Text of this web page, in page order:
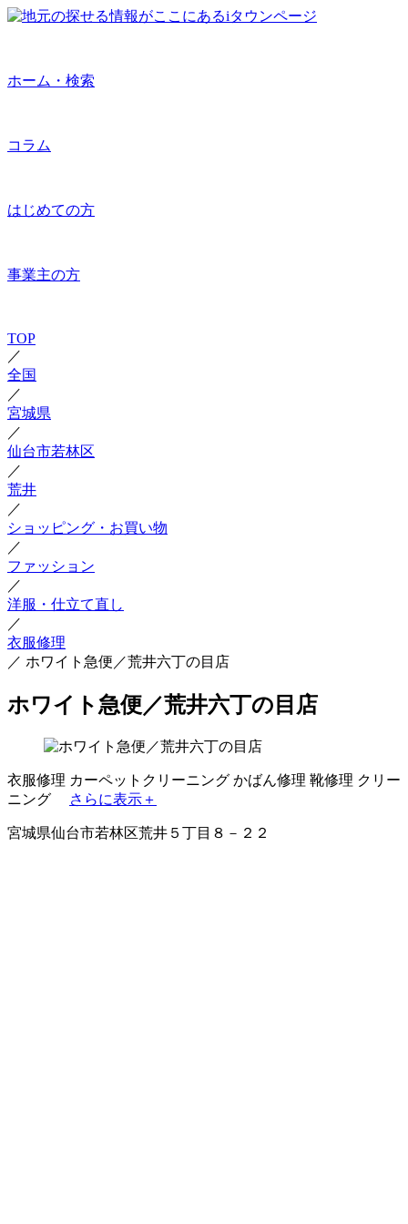
ホーム・検索
コラム
はじめての方
事業主の方
TOP
／
全国
／
宮城県
／
仙台市若林区
／
荒井
／
ショッピング・お買い物
／
ファッション
／
洋服・仕立て直し
／
衣服修理
／ ホワイト急便／荒井六丁の目店
ホワイト急便／荒井六丁の目店
衣服修理 カーペットクリーニング かばん修理 靴修理 クリー
ニング
さらに表示＋
宮城県仙台市若林区荒井５丁目８－２２